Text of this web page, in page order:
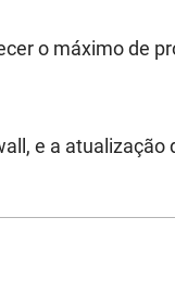
o máximo de
e a